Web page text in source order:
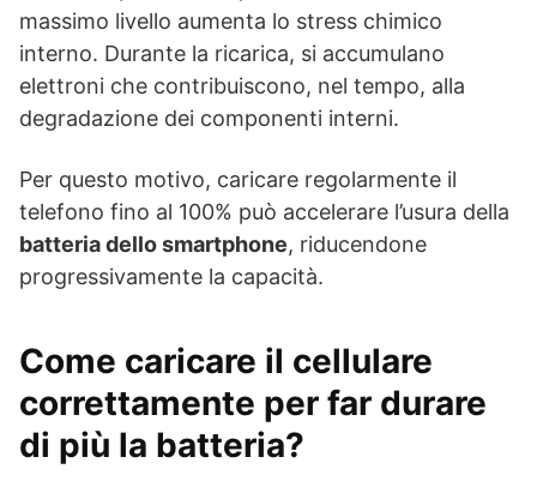
massimo livello aumenta lo stress chimico
interno. Durante la ricarica, si accumulano
elettroni che contribuiscono, nel tempo, alla
degradazione dei componenti interni.
Per questo motivo, caricare regolarmente il
telefono fino al 100% può accelerare l’usura della
batteria dello smartphone, riducendone
progressivamente la capacità.
Come caricare il cellulare
correttamente per far durare
di più la batteria?